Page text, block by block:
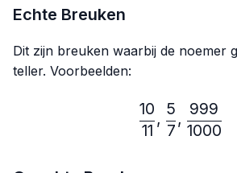
Echte Breuken
Dit zijn breuken waarbij de noemer
teller. Voorbeelden:
11
10
,
7
5
,
1000
999